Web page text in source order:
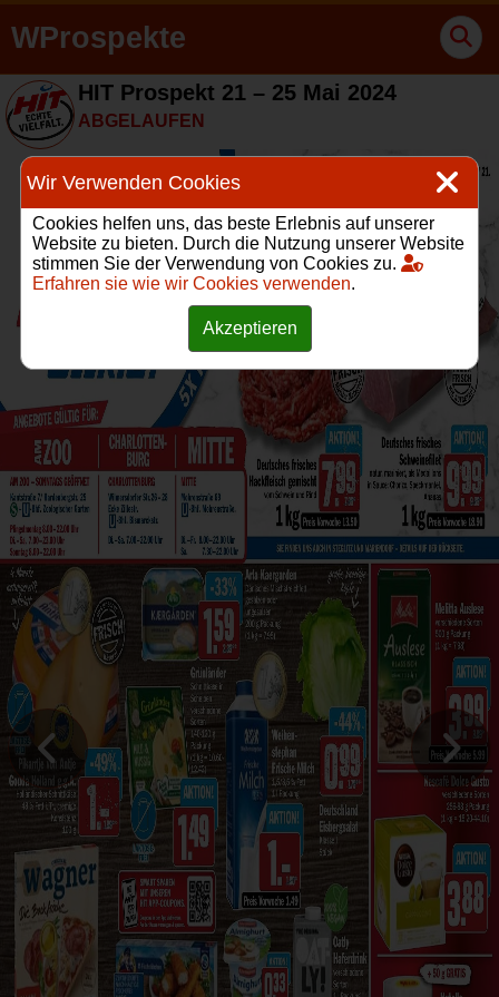
WProspekte
HIT Prospekt 21 – 25 Mai 2024
ABGELAUFEN
Wir Verwenden Cookies
Cookies helfen uns, das beste Erlebnis auf unserer
Website zu bieten. Durch die Nutzung unserer Website
stimmen Sie der Verwendung von Cookies zu.
Erfahren sie wie wir Cookies verwenden.
Akzeptieren